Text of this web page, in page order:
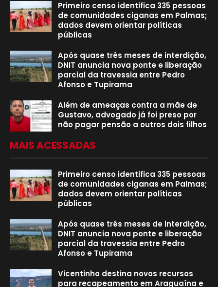
Primeiro censo identifica 335 pessoas
de comunidades ciganas em Palmas;
dados devem orientar políticas
públicas
Após quase três meses de interdição,
DNIT anuncia nova ponte e liberação
parcial da travessia entre Pedro
Afonso e Tupirama
Além de ameaças contra a mãe de
Gustavo, advogado já foi preso por
não pagar pensão a outros dois filhos
MAIS ACESSADAS
Primeiro censo identifica 335 pessoas
de comunidades ciganas em Palmas;
dados devem orientar políticas
públicas
Após quase três meses de interdição,
DNIT anuncia nova ponte e liberação
parcial da travessia entre Pedro
Afonso e Tupirama
Vicentinho destina novos recursos
para recapeamento em Araguaína e